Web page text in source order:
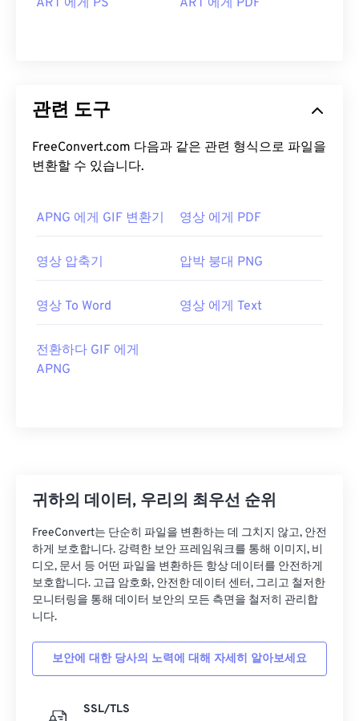
ART 에게 PS ART 에게 PDF
관련 도구
FreeConvert.com 다음과 같은 관련 형식으로 파일을
변환할 수 있습니다.
APNG 에게 GIF 변환기 영상 에게 PDF
영상 압축기 압박 붕대 PNG
영상 To Word 영상 에게 Text
전환하다 GIF 에게
APNG
귀하의 데이터, 우리의 최우선 순위
FreeConvert는 단순히 파일을 변환하는 데 그치지 않고, 안전
하게 보호합니다. 강력한 보안 프레임워크를 통해 이미지, 비
디오, 문서 등 어떤 파일을 변환하든 항상 데이터를 안전하게
보호합니다. 고급 암호화, 안전한 데이터 센터, 그리고 철저한
모니터링을 통해 데이터 보안의 모든 측면을 철저히 관리합
니다.
보안에 대한 당사의 노력에 대해 자세히 알아보세요
SSL/TLS